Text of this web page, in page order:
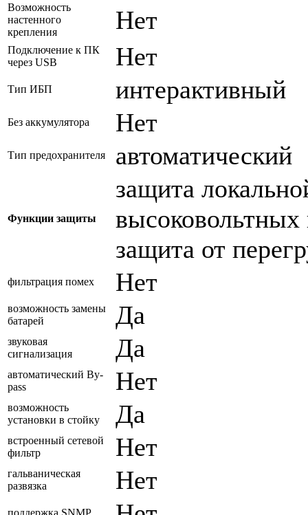
Возможность
настенного
крепления
Нет
Подключение к ПК
через USB
Нет
Тип ИБП интерактивный
Без аккумулятора Нет
Тип предохранителя автоматический
Функции защиты
защита
защита от
фильтрация помех Нет
возможность замены
батарей
Да
звуковая
сигнализация
Да
автоматический By-
pass
Нет
возможность
установки в стойку
Да
встроенный сетевой
фильтр
Нет
гальваническая
развязка
Нет
поддержка SNMP